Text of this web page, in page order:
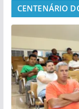
CENTENÁRIO